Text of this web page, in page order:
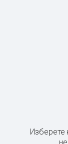
Изберете